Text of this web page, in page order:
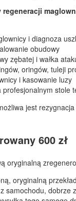
i diagnoza
obudowy
zębatej i wałka
oringów, tuleji
i kasowanie luzy
stole
jest
600 zł
oryginalną
oryginalną
samochodu, dobrze